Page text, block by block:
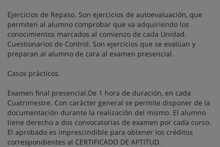
Ejercicios de Repaso. Son ejercicios de autoevaluación, que
permiten al alumno comprobar que va adquiriendo los
conocimientos marcados al comienzo de cada Unidad.
Cuestionarios de Control. Son ejercicios que se evalúan y
preparan al alumno de cara al examen presencial.
Casos prácticos.
Examen final presencial.De 1 hora de duración, en cada
Cuatrimestre. Con carácter general se permite disponer de la
documentación durante la realización del mismo. El alumno
tiene derecho a dos convocatorias de examen por cada curso.
El aprobado es imprescindible para obtener los créditos
correspondientes al CERTIFICADO DE APTITUD.